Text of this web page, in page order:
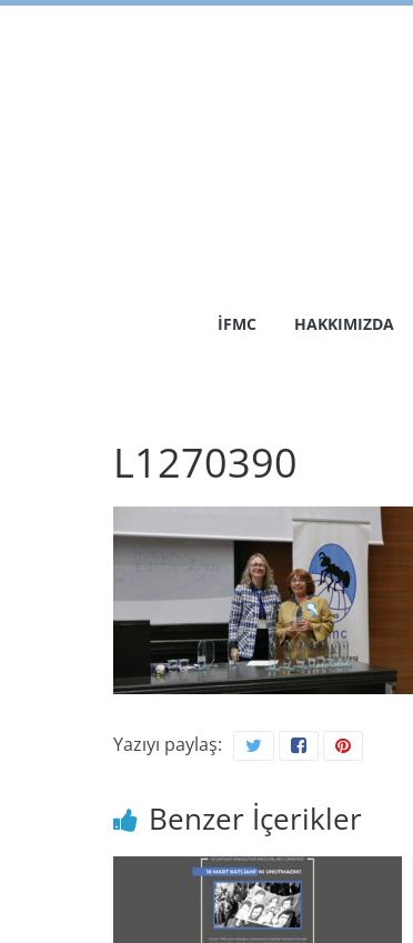
Skip
İFMC HAKKIMIZDA
L1270390
Yazıyı paylaş:
Benzer İçerikler